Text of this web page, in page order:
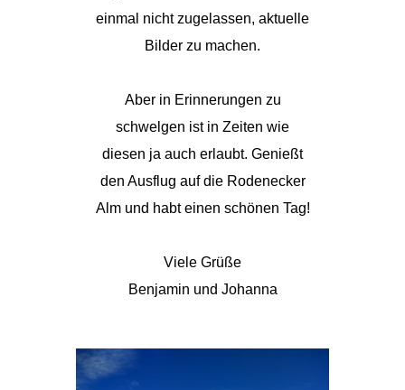
einmal nicht zugelassen, aktuelle
Bilder zu machen.
Aber in Erinnerungen zu
schwelgen ist in Zeiten wie
diesen ja auch erlaubt. Genießt
den Ausflug auf die Rodenecker
Alm und habt einen schönen Tag!
Viele Grüße
Benjamin und Johanna